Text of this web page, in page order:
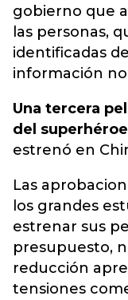
gobierno que
las personas,
identificadas
información
Una tercera
del
estrenó en
Las
los grandes
estrenar sus
presupuesto,
reducción
tensiones